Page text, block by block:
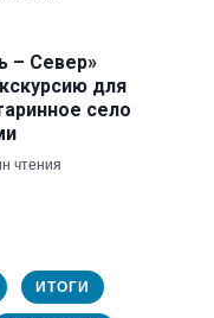
– Север»
для
село
чтения
ИТОГИ